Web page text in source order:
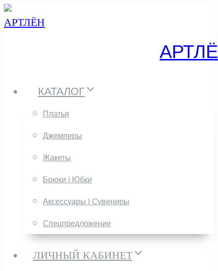
Перейти
КАТАЛОГ
Платья
Джемперы
Жакеты
Брюки | Юбки
Аксессуары | Сувениры
Спецпредложение
ЛИЧНЫЙ КАБИНЕТ